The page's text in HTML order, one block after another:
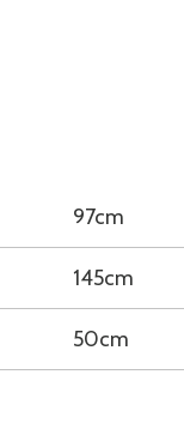
97cm
145cm
50cm